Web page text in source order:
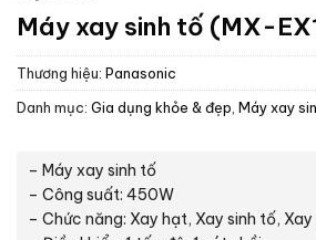
Máy xay sinh tố (MX-
Thương hiệu: Panasonic
Danh mục: Gia dụng khỏe & đẹp Máy xay
– Máy xay sinh tố
– Công suất: 450W
– Chức năng: Xay hạt, Xay sinh tố,